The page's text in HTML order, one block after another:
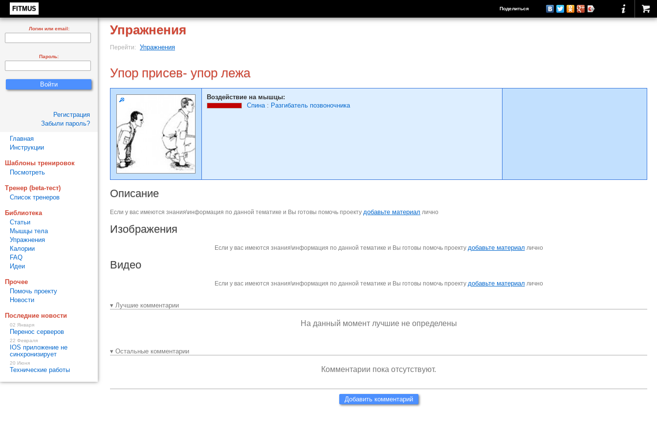
FITMUS Поделиться
Упражнения
Перейти: Упражнения
Упор присев- упор лежа
Воздействие на мышцы:
Спина: Разгибатель позвоночника
Описание
Если у вас имеются знания\информация по данной тематике и Вы готовы помочь проекту добавьте материал лично
Изображения
Если у вас имеются знания\информация по данной тематике и Вы готовы помочь проекту добавьте материал лично
Видео
Если у вас имеются знания\информация по данной тематике и Вы готовы помочь проекту добавьте материал лично
▾ Лучшие комментарии
На данный момент лучшие не определены
▾ Остальные комментарии
Комментарии пока отсутствуют.
Добавить комментарий
Логин или email:
Пароль:
Регистрация
Забыли пароль?
Главная
Инструкции
Шаблоны тренировок
Посмотреть
Тренер (beta-тест)
Список тренеров
Библиотека
Статьи
Мышцы тела
Упражнения
Калории
FAQ
Идеи
Прочее
Помочь проекту
Новости
Последние новости
02 Января
Перенос серверов
22 Февраля
IOS приложение не
синхронизирует
20 Июня
Технические работы